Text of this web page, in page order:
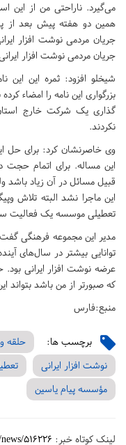
می‌گیرد. ناراحتی من از این
جریان مردمی نوشت افزار
شیخلو افزود: ثمره این این
بزرگواری این نامه را امضاء
گذاری یک شرکت خارج
نکردند.
وی خاصرنشان کرد: برای حل
این مساله. برای اتمام حجت
قبیل مسائل در آن زیاد باشد
این ماجرا نشد البته تلاش
تعطیلی موسسه یک فعالیت
مدیر این مجموعه فرهنگی
توانایی بیشتر در سال‌های
عرضه نوشت افزار ایرانی
که صبورتر از من باشد بتواند
منبع:فارس
برچسب ها: حلقه
نوشت افزار ایرانی
مؤسسه پیام یاسین
لینک کوتاه خبر: 516226